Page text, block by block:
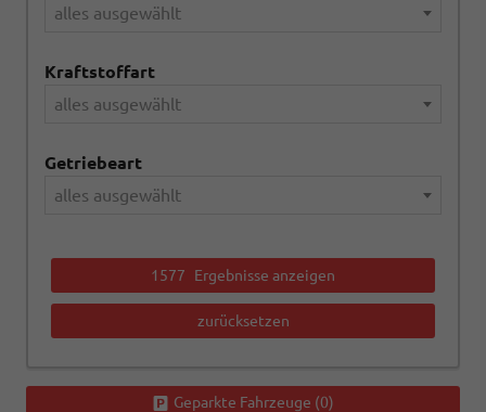
alles ausgewählt
Kraftstoffart
alles ausgewählt
Getriebeart
alles ausgewählt
1577 Ergebnisse anzeigen
zurücksetzen
Geparkte Fahrzeuge (0)